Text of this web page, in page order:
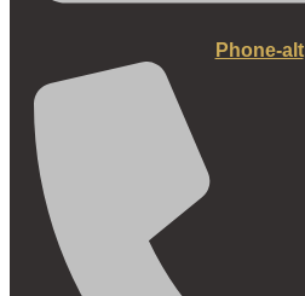
Phone-alt